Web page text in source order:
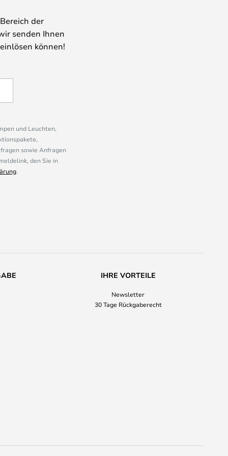
der
senden Ihnen
können!
und Leuchten,
sowie Anfragen
den Sie in
.
IHRE VORTEILE
Newsletter
30 Tage Rückgaberecht